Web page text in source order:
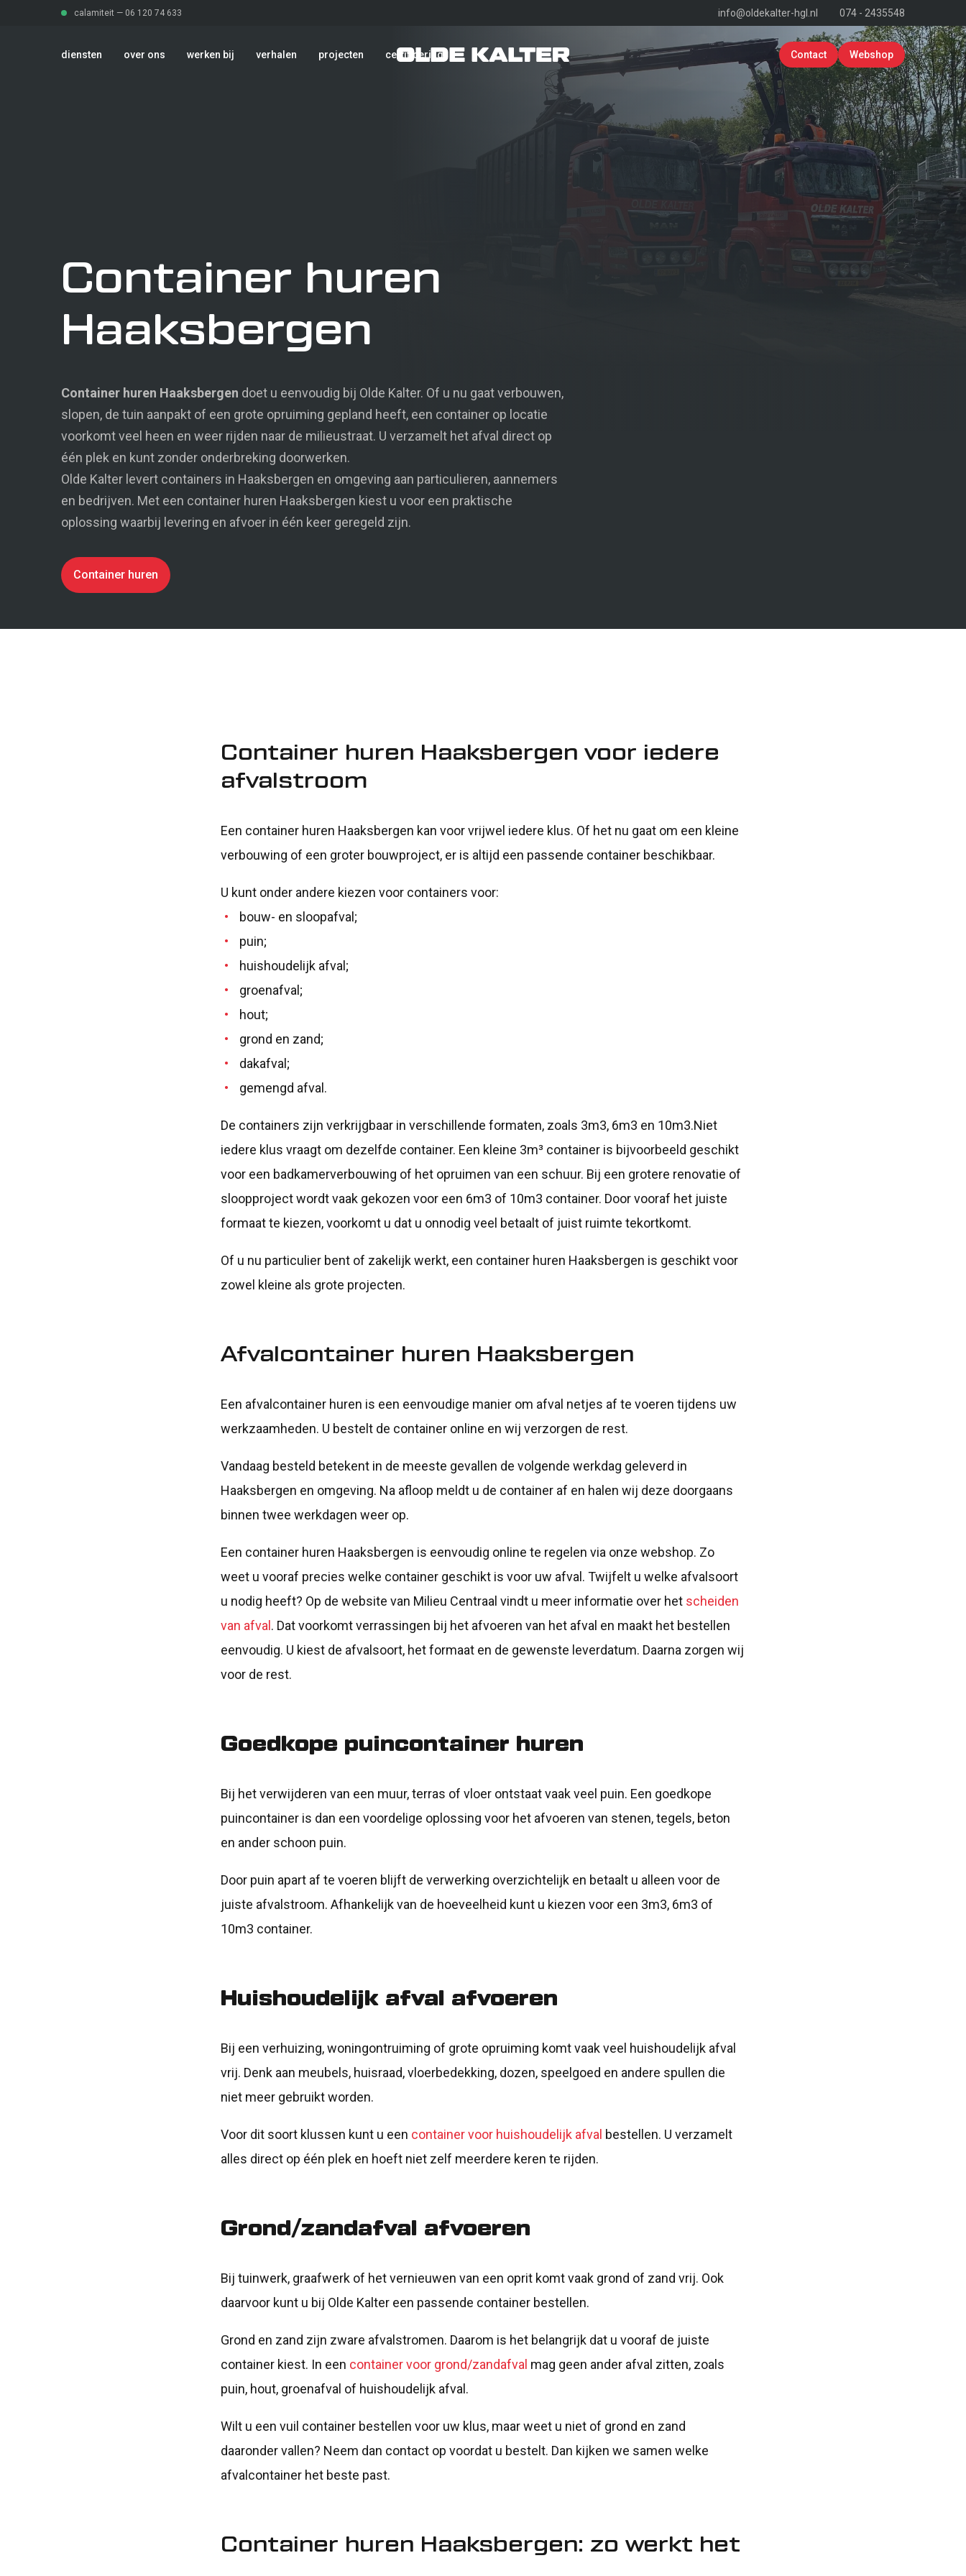
calamiteit — 06 120 74 633 info@oldekalter-hgl.nl 074 - 2435548
diensten over ons werken bij verhalen projecten certificering Contact Webshop
Grond- en sloopwerken
Calamiteitenservice Verhuur
verhalen
certificering
Container huren
Haaksbergen
Container huren Haaksbergen doet u eenvoudig bij Olde Kalter. Of u nu gaat verbouwen,
slopen, de tuin aanpakt of een grote opruiming gepland heeft, een container op locatie
voorkomt veel heen en weer rijden naar de milieustraat. U verzamelt het afval direct op
één plek en kunt zonder onderbreking doorwerken.
Olde Kalter levert containers in Haaksbergen en omgeving aan particulieren, aannemers
en bedrijven. Met een container huren Haaksbergen kiest u voor een praktische
oplossing waarbij levering en afvoer in één keer geregeld zijn.
Container huren
Container huren Haaksbergen voor iedere
afvalstroom
Een container huren Haaksbergen kan voor vrijwel iedere klus. Of het nu gaat om een kleine
verbouwing of een groter bouwproject, er is altijd een passende container beschikbaar.
U kunt onder andere kiezen voor containers voor:
bouw- en sloopafval;
puin;
huishoudelijk afval;
groenafval;
hout;
grond en zand;
dakafval;
gemengd afval.
De containers zijn verkrijgbaar in verschillende formaten, zoals 3m3, 6m3 en 10m3.Niet
iedere klus vraagt om dezelfde container. Een kleine 3m³ container is bijvoorbeeld geschikt
voor een badkamerverbouwing of het opruimen van een schuur. Bij een grotere renovatie of
sloopproject wordt vaak gekozen voor een 6m3 of 10m3 container. Door vooraf het juiste
formaat te kiezen, voorkomt u dat u onnodig veel betaalt of juist ruimte tekortkomt.
Of u nu particulier bent of zakelijk werkt, een container huren Haaksbergen is geschikt voor
zowel kleine als grote projecten.
Afvalcontainer huren Haaksbergen
Een afvalcontainer huren is een eenvoudige manier om afval netjes af te voeren tijdens uw
werkzaamheden. U bestelt de container online en wij verzorgen de rest.
Vandaag besteld betekent in de meeste gevallen de volgende werkdag geleverd in
Haaksbergen en omgeving. Na afloop meldt u de container af en halen wij deze doorgaans
binnen twee werkdagen weer op.
Een container huren Haaksbergen is eenvoudig online te regelen via onze webshop. Zo
weet u vooraf precies welke container geschikt is voor uw afval. Twijfelt u welke afvalsoort
u nodig heeft? Op de website van Milieu Centraal vindt u meer informatie over het scheiden
van afval . Dat voorkomt verrassingen bij het afvoeren van het afval en maakt het bestellen
eenvoudig. U kiest de afvalsoort, het formaat en de gewenste leverdatum. Daarna zorgen wij
voor de rest.
Goedkope puincontainer huren
Bij het verwijderen van een muur, terras of vloer ontstaat vaak veel puin. Een goedkope
puincontainer is dan een voordelige oplossing voor het afvoeren van stenen, tegels, beton
en ander schoon puin.
Door puin apart af te voeren blijft de verwerking overzichtelijk en betaalt u alleen voor de
juiste afvalstroom. Afhankelijk van de hoeveelheid kunt u kiezen voor een 3m3, 6m3 of
10m3 container.
Huishoudelijk afval afvoeren
Bij een verhuizing, woningontruiming of grote opruiming komt vaak veel huishoudelijk afval
vrij. Denk aan meubels, huisraad, vloerbedekking, dozen, speelgoed en andere spullen die
niet meer gebruikt worden.
Voor dit soort klussen kunt u een container voor huishoudelijk afval bestellen. U verzamelt
alles direct op één plek en hoeft niet zelf meerdere keren te rijden.
Grond/zandafval afvoeren
Bij tuinwerk, graafwerk of het vernieuwen van een oprit komt vaak grond of zand vrij. Ook
daarvoor kunt u bij Olde Kalter een passende container bestellen.
Grond en zand zijn zware afvalstromen. Daarom is het belangrijk dat u vooraf de juiste
container kiest. In een container voor grond/zandafval mag geen ander afval zitten, zoals
puin, hout, groenafval of huishoudelijk afval.
Wilt u een vuil container bestellen voor uw klus, maar weet u niet of grond en zand
daaronder vallen? Neem dan contact op voordat u bestelt. Dan kijken we samen welke
afvalcontainer het beste past.
Container huren Haaksbergen: zo werkt het